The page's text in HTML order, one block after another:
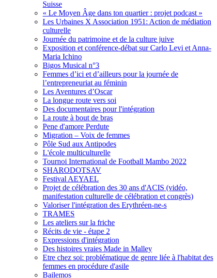
Suisse
« Le Moyen Âge dans ton quartier : projet podcast »
Les Urbaines X Association 1951: Action de médiation
culturelle
Journée du patrimoine et de la culture juive
Exposition et conférence-débat sur Carlo Levi et Anna-
Maria Ichino
Bigos Musical n°3
Femmes d’ici et d’ailleurs pour la journée de
l’entrepreneuriat au féminin
Les Aventures d’Oscar
La longue route vers soi
Des documentaires pour l'intégration
La route à bout de bras
Pene d'amore Perdute
Migration – Voix de femmes
Pôle Sud aux Antipodes
L'école multiculturelle
Tournoi International de Football Mambo 2022
SHARODOTSAV
Festival AEYAEL
Projet de célébration des 30 ans d'ACIS (vidéo,
manifestation culturelle de célébration et congrès)
Valoriser l'intégration des Erythréen-ne-s
TRAMES
Les ateliers sur la friche
Récits de vie - étape 2
Expressions d'intégration
Des histoires vraies Made in Malley
Etre chez soi: problématique de genre liée à l'habitat des
femmes en procédure d'asile
Bailemos